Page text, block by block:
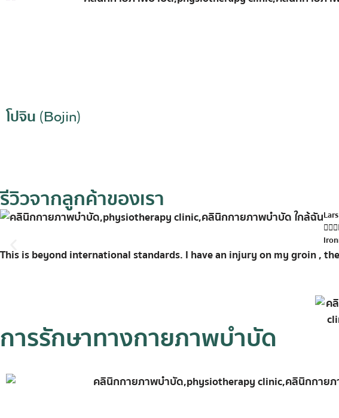
โปจิน (Bojin)
รีวิวจากลูกค้าของเรา

This is beyond international standards. I have an injury on my groin ,
การรักษาทางกายภาพบำบัด